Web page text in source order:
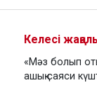
Келесі
«Мәз болып
ашық саяси